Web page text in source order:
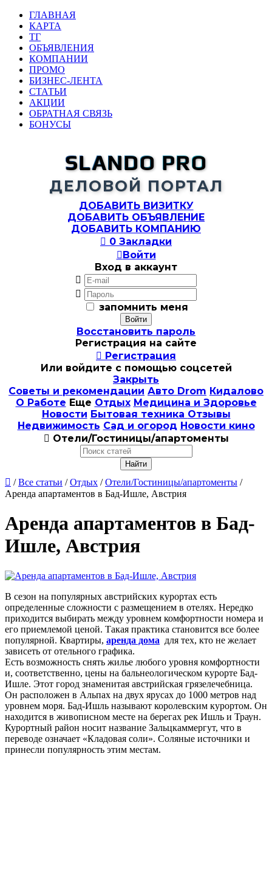
ГЛАВНАЯ
КАРТА
ТГ
ОБЪЯВЛЕНИЯ
КОМПАНИИ
ПРОМО
БИЗНЕС-ЛЕНТА
СТАТЬИ
АКЦИИ
ОБРАТНАЯ СВЯЗЬ
БОНУСЫ
SLANDO PRO
ДЕЛОВОЙ ПОРТАЛ
ДОБАВИТЬ ВИЗИТКУ
ДОБАВИТЬ ОБЪЯВЛЕНИЕ
ДОБАВИТЬ КОМПАНИЮ
 0 Закладки
Войти
Вход в аккаунт


запомнить меня
Восстановить пароль
Регистрация на сайте
 Регистрация
Или войдите с помощью соцсетей
Закрыть
Советы и рекомендации Авто Drom Кидалово
О Работе Еще Отдых Медицина и Здоровье
Новости Бытовая техника Отзывы
Недвижимость Сад и огород Новости кино
 Отели/Гостиницы/апартоменты
 /Все статьи /Отдых /Отели/Гостиницы/апартоменты /
Аренда апартаментов в Бад-Ишле, Австрия
Аренда апартаментов в Бад-
Ишле, Австрия
В сезон на популярных австрийских курортах есть
определенные сложности с размещением в отелях. Нередко
приходится выбирать между уровнем комфортности номера и
его приемлемой ценой. Такая практика становится все более
популярной. Квартиры, аренда дома для тех, кто не желает
зависеть от отельного графика.
Есть возможность снять жилье любого уровня комфортности
и, соответственно, цены на бальнеологическом курорте Бад-
Ишле. Этот город знаменитая австрийская грязелечебница.
Он расположен в Альпах на двух ярусах до 1000 метров над
уровнем моря. Бад-Ишль называют королевским курортом. Он
находится в живописном месте на берегах рек Ишль и Траун.
Курортный район носит название Зальцкаммергут, что в
переводе означает «Кладовая соли». Соляные источники и
принесли популярность этим местам.